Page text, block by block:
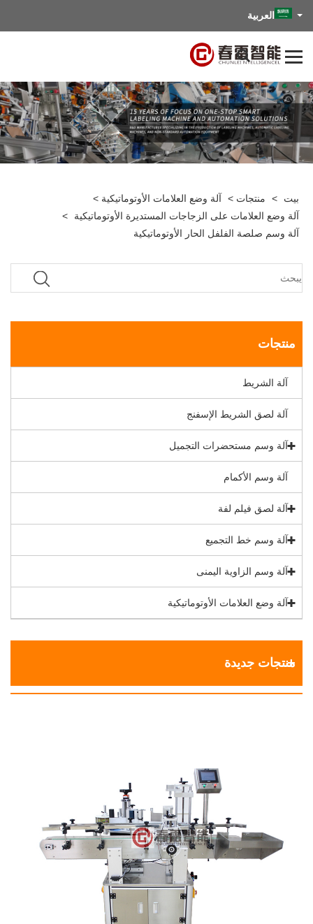
العربية
بيت > منتجات > آلة وضع العلامات الأوتوماتيكية >
آلة وضع العلامات على الزجاجات المستديرة الأوتوماتيكية
>
آلة وسم صلصة الفلفل الحار الأوتوماتيكية
منتجات
آلة الشريط
آلة لصق الشريط الإسفنج
آلة وسم مستحضرات التجميل
آلة وسم الأكمام
آلة لصق فيلم لفة
آلة وسم خط التجميع
آلة وسم الزاوية اليمنى
آلة وضع العلامات الأوتوماتيكية
منتجات جديدة